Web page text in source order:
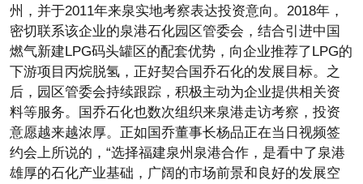
州，并于2011年来泉实地考察表达投资意向。2018年，
密切联系该企业的泉港石化园区管委会，结合引进中国
燃气新建LPG码头罐区的配套优势，向企业推荐了LPG的
下游项目丙烷脱氢，正好契合国乔石化的发展目标。之
后，园区管委会持续跟踪，积极主动为企业提供相关资
料等服务。国乔石化也数次组织来泉港走访考察，投资
意愿越来越浓厚。正如国乔董事长杨品正在当日视频签
约会上所说的，“选择福建泉州泉港合作，是看中了泉港
雄厚的石化产业基础，广阔的市场前景和良好的发展空